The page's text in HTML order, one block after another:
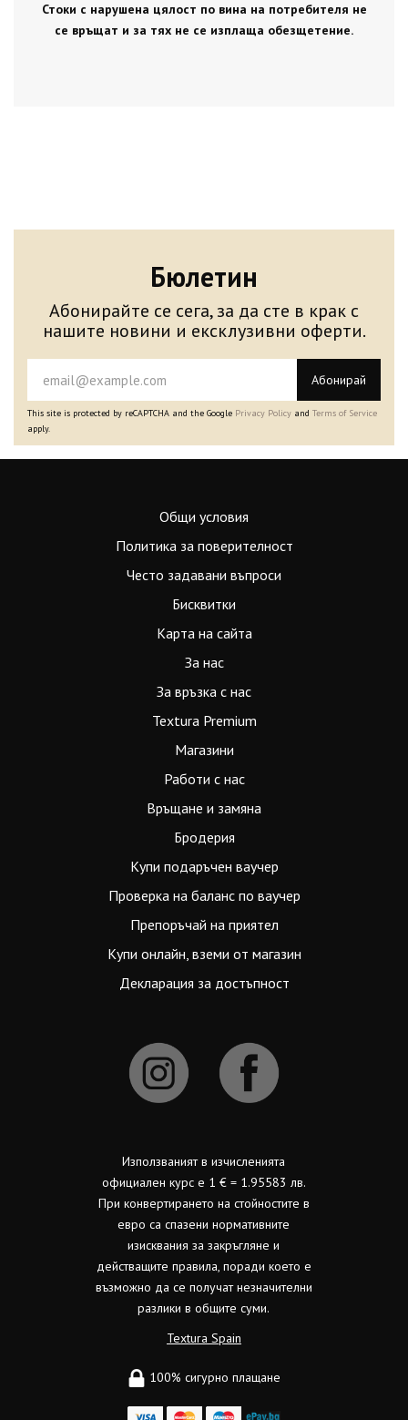
Стоки с нарушена цялост по вина на потребителя не
се връщат и за тях не се изплаща обезщетение.
Бюлетин
Абонирайте се сега, за да сте в крак с
нашите новини и ексклузивни оферти.
Абонирай
This site is protected by reCAPTCHA and the Google Privacy Policy and Terms of Service
apply.
Общи условия
Политика за поверителност
Често задавани въпроси
Бисквитки
Карта на сайта
За нас
За връзка с нас
Textura Premium
Магазини
Работи с нас
Връщане и замяна
Бродерия
Купи подаръчен ваучер
Проверка на баланс по ваучер
Препоръчай на приятел
Купи онлайн, вземи от магазин
Декларация за достъпност
Използваният в изчисленията
официален курс е 1 € = 1.95583 лв.
При конвертирането на стойностите в
евро са спазени нормативните
изисквания за закръгляне и
действащите правила, поради което е
възможно да се получат незначителни
разлики в общите суми.
Textura Spain
100% сигурно плащане